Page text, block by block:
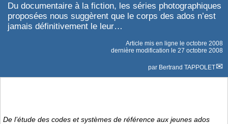
Du documentaire à la fiction, les séries photographiques
proposées nous suggèrent que le corps des ados n’est
jamais définitivement le leur…
Article mis en ligne le octobre 2008
dernière modification le 27 octobre 2008
par Bertrand TAPPOLET
De l’étude des codes et systèmes de référence aux jeunes ados